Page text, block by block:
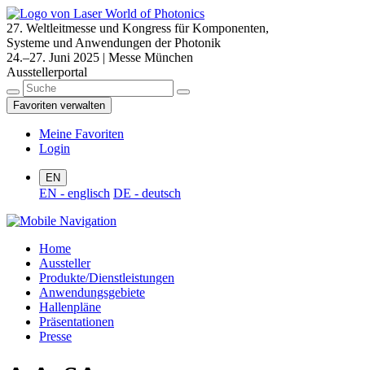
27. Weltleitmesse und Kongress für Komponenten,
Systeme und Anwendungen der Photonik
24.–27. Juni 2025 | Messe München
Ausstellerportal
Favoriten verwalten
Meine Favoriten
Login
EN
EN - englisch DE - deutsch
Home
Aussteller
Produkte/Dienstleistungen
Anwendungsgebiete
Hallenpläne
Präsentationen
Presse